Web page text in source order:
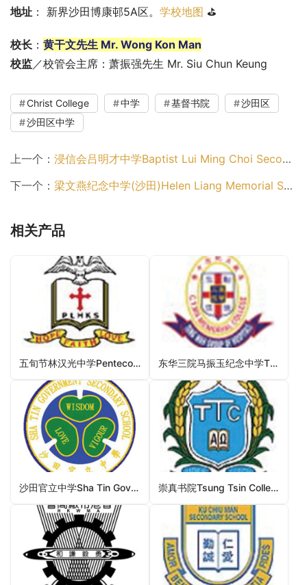
地址 ： 新界沙田博康邨5A区。 学校地图 ⛳
校长 ： 黄干文先生 Mr. Wong Kon Man
校监／校管会主席：萧振强先生 Mr. Siu Chun Keung
Christ College 中学 基督书院
沙田区
沙田区中学
上一个： 浸信会吕明才中学Baptist Lui Ming Choi Secondary School（沙田区中学）
下一个： 梁文燕纪念中学(沙田)Helen Liang Memorial Secondary School (Shatin)（沙田区中学）
相关产品
五旬节林汉光中学Pentecostal Lam Hon Kwong School（沙田区中学） 东华三院马振玉纪念中学TWGHs C Y Ma Memorial College（元朗区中学）
沙田官立中学Sha Tin Government Secondary School（沙田区中学） 崇真书院Tsung Tsin College（屯门区中学）